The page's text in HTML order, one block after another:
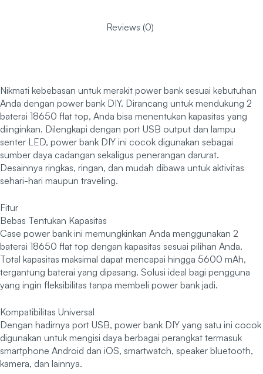
Reviews (0)
Nikmati kebebasan untuk merakit power bank sesuai kebutuhan
Anda dengan power bank DIY. Dirancang untuk mendukung 2
baterai 18650 flat top, Anda bisa menentukan kapasitas yang
diinginkan. Dilengkapi dengan port USB output dan lampu
senter LED, power bank DIY ini cocok digunakan sebagai
sumber daya cadangan sekaligus penerangan darurat.
Desainnya ringkas, ringan, dan mudah dibawa untuk aktivitas
sehari-hari maupun traveling.
Fitur
Bebas Tentukan Kapasitas
Case power bank ini memungkinkan Anda menggunakan 2
baterai 18650 flat top dengan kapasitas sesuai pilihan Anda.
Total kapasitas maksimal dapat mencapai hingga 5600 mAh,
tergantung baterai yang dipasang. Solusi ideal bagi pengguna
yang ingin fleksibilitas tanpa membeli power bank jadi.
Kompatibilitas Universal
Dengan hadirnya port USB, power bank DIY yang satu ini cocok
digunakan untuk mengisi daya berbagai perangkat termasuk
smartphone Android dan iOS, smartwatch, speaker bluetooth,
kamera, dan lainnya.